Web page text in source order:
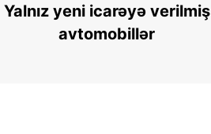
Yalnız yeni icarəyə verilmiş
avtomobillər